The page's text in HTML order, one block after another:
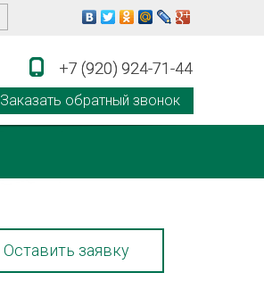
+7 (920) 924-71-44
Заказать обратный звонок
+7 (920) 924-71-44
Оставить заявку